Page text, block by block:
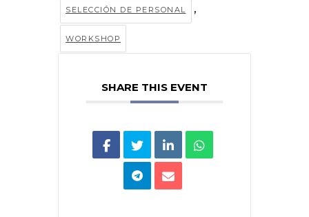
SELECCIÓN DE PERSONAL ,
WORKSHOP
SHARE THIS EVENT